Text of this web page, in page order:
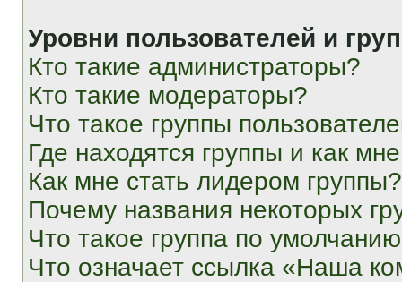
Уровни пользователей и
Кто такие администраторы?
Кто такие модераторы?
Что такое группы
Где находятся группы и как
Как мне стать лидером группы?
Почему названия некоторых
Что такое группа по
Что означает ссылка «Наша